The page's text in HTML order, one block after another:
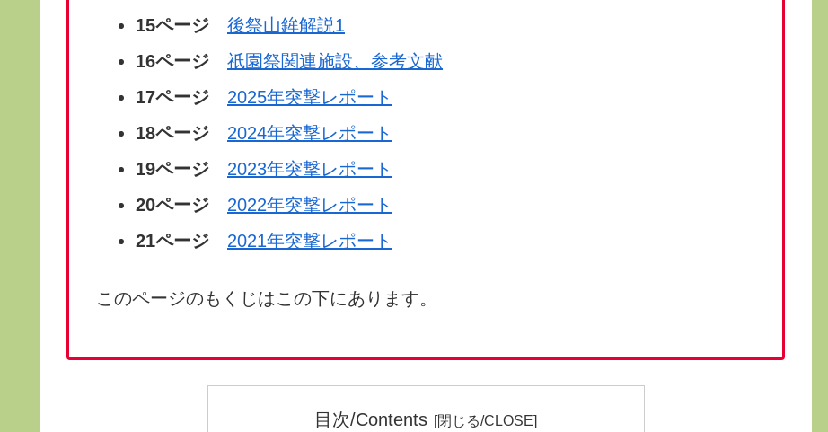
15ページ
後祭山鉾解説1
16ページ
祇園祭関連施設、参考文献
17ページ
2025年突撃レポート
18ページ
2024年突撃レポート
19ページ
2023年突撃レポート
20ページ
2022年突撃レポート
21ページ 2021年突撃レポート
このページのもくじはこの下にあります。
目次/Contents